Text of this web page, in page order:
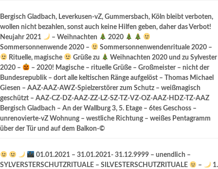
Bergisch Gladbach, Leverkusen-vZ, Gummersbach, Köln bleibt verboten,
wollen nicht bezahlen, sonst auch keine Hilfen geben, daher das Verbot!
Neujahr 2021
– Weihnachten
2020
Sommersonnenwende 2020 –
Sommersonnenwendenrituale 2020 –
Rituelle, magische
Grüße zu
Weihnachten 2020 und zu Sylvester
2020 –
– 2020! Magische – rituelle Grüße – Großmeister – nicht der
Bundesrepublik – dort alle keltischen Ränge aufgelöst – Thomas Michael
Giesen – AAZ-AAZ-AWZ-Spielzerstörer zum Schutz – weißmagisch
geschützt – AAZ-CZ-DZ-AAZ-ZZ-LZ-SZ-TZ-VZ-OZ-AAZ-HDZ-TZ-AAZ
Bergisch Gladbach – An der Wallburg 3, 5. Etage – 6tes Geschoss –
unrenovierte-vZ Wohnung – westliche Richtung – weißes Pentagramm
über der Tür und auf dem Balkon-©
01.01.2021 – 31.01.2021- 31.12.9999 – unendlich –
SYLVERSTERSCHUTZRITUALE – SILVESTERSCHUTZRITUALE
–
1.